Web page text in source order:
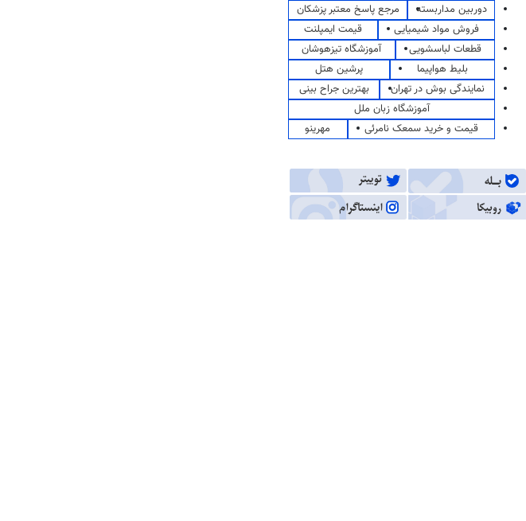
دوربین مداربسته
مرجع پاسخ معتبر پزشکان
فروش مواد شیمیایی
قیمت ایمپلنت
قطعات لباسشویی
آموزشگاه تیزهوشان
بلیط هواپیما
پرشین هتل
نمایندگی بوش در تهران
بهترین جراح بینی
آموزشگاه زبان ملل
قیمت و خرید سمعک نامرئی
مهرینو